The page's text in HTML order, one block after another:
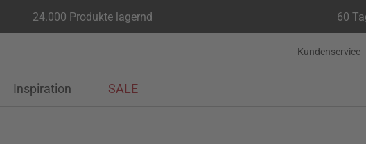
24.000 Produkte lagernd 60
Kundenservice
Inspiration SALE